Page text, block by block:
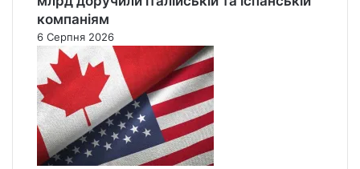
компаніям
6 Серпня 2026